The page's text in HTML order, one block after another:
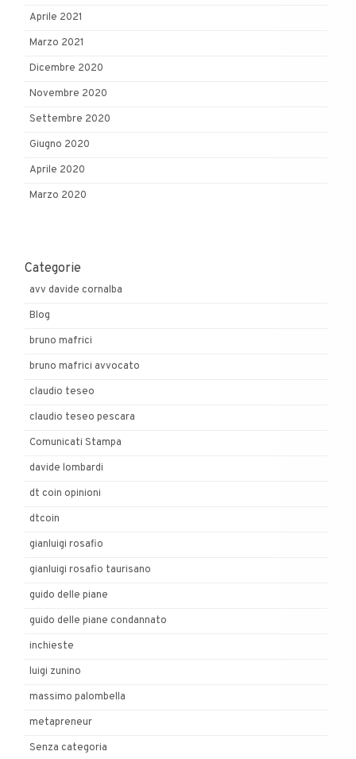
Aprile 2021
Marzo 2021
Dicembre 2020
Novembre 2020
Settembre 2020
Giugno 2020
Aprile 2020
Marzo 2020
Categorie
avv davide cornalba
Blog
bruno mafrici
bruno mafrici avvocato
claudio teseo
claudio teseo pescara
Comunicati Stampa
davide lombardi
dt coin opinioni
dtcoin
gianluigi rosafio
gianluigi rosafio taurisano
guido delle piane
guido delle piane condannato
inchieste
luigi zunino
massimo palombella
metapreneur
Senza categoria